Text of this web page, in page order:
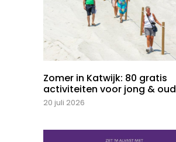
Zomer in Katwijk: 80 gratis
activiteiten voor jong & oud
20 juli 2026